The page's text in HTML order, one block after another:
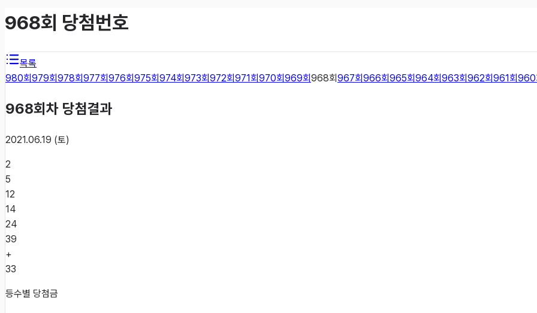
968회 당첨번호
목록
980회979회978회977회976회975회974회973회972회971회970회969회968회 967회966회965회964회963회962회961회960
968회차 당첨결과
2021.06.19 (토)
2
5
12
14
24
39
+
33
등수별 당첨금